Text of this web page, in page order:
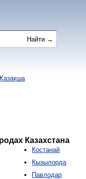
Қазақша
Казахстана
Костанай
Кызылорда
Павлодар